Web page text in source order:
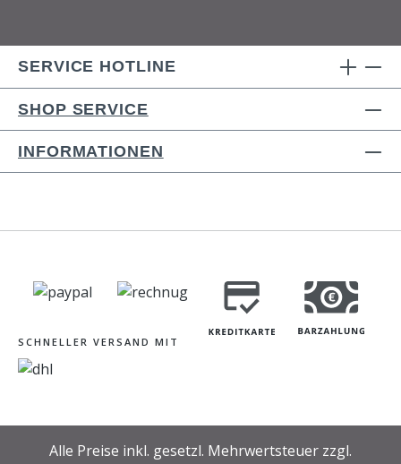
SERVICE HOTLINE
SHOP SERVICE
INFORMATIONEN
SCHNELLER VERSAND MIT
Alle Preise inkl. gesetzl. Mehrwertsteuer zzgl.